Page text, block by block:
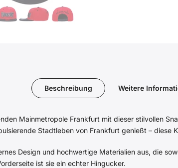
Beschreibung Weitere
Mainmetropole Frankfurt mit dieser stilvollen
Stadtleben von Frankfurt genießt – diese
Design und hochwertige Materialien aus, die
ist sie ein echter Hingucker.